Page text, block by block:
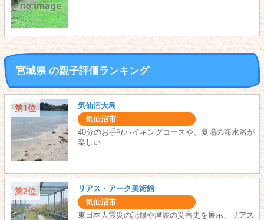
宮城県 の親子評価ランキング
第1位 気仙沼大島
気仙沼市
40分のお手軽ハイキングコースや、夏場の海水浴が
楽しい
第2位 リアス・アーク美術館
気仙沼市
東日本大震災の記録や津波の災害史を展示、リアス